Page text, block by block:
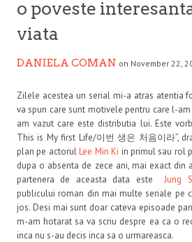
o poveste
viata
DANIELA COMAN on November 22,
Zilele acestea un serial mi-a atras atentia
va spun care sunt motivele pentru care l-
am vazut care este distributia lui. Este
This is My first Life/이번 생은 처음이라”,
plan pe actorulLee Min Ki in primul sau rol
dupa o absenta de zece ani, mai exact din
partenera de aceasta data esteJung
publicului roman din mai multe seriale pe
jos. Desi mai sunt doar cateva episoade
m-am hotarat sa va scriu despre ea ca o
inca nu s-au decis inca sa o urmareasca.